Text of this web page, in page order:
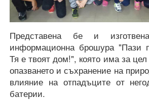
Представена бе и
информационна брошура "Пази
Тя е твоят дом!", която има за
опазването и съхранение на
влияние на отпадъците от
батерии.